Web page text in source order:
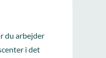
du arbejder
i det